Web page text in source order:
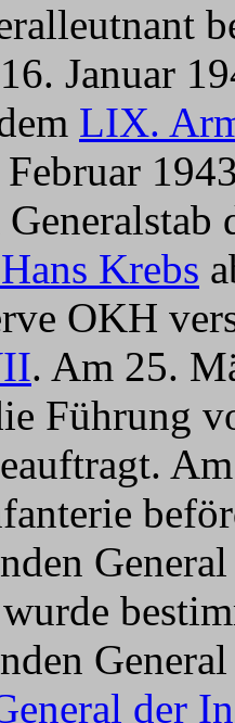
Januar
LIX.
Krebs
OKH
. Am 25.
Führung
der